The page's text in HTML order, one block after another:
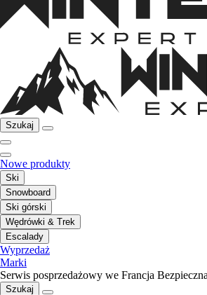
Szukaj
Nowe produkty
Ski
Snowboard
Ski górski
Wędrówki & Trek
Escalady
Wyprzedaż
Marki
Serwis posprzedażowy we Francja
Szukaj